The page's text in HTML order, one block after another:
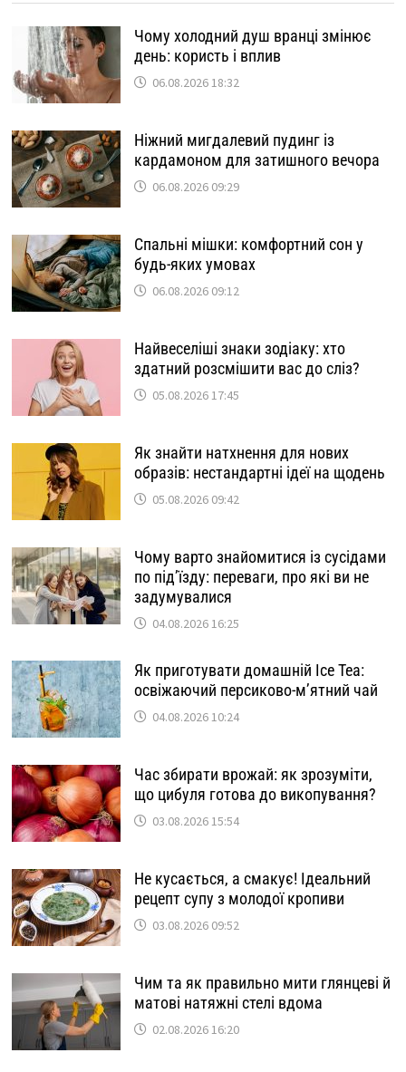
Чому холодний душ вранці змінює
день: користь і вплив
06.08.2026 18:32
Ніжний мигдалевий пудинг із
кардамоном для затишного вечора
06.08.2026 09:29
Спальні мішки: комфортний сон у
будь-яких умовах
06.08.2026 09:12
Найвеселіші знаки зодіаку: хто
здатний розсмішити вас до сліз?
05.08.2026 17:45
Як знайти натхнення для нових
образів: нестандартні ідеї на щодень
05.08.2026 09:42
Чому варто знайомитися із сусідами
по під’їзду: переваги, про які ви не
задумувалися
04.08.2026 16:25
Як приготувати домашній Ice Tea:
освіжаючий персиково-м’ятний чай
04.08.2026 10:24
Час збирати врожай: як зрозуміти,
що цибуля готова до викопування?
03.08.2026 15:54
Не кусається, а смакує! Ідеальний
рецепт супу з молодої кропиви
03.08.2026 09:52
Чим та як правильно мити глянцеві й
матові натяжні стелі вдома
02.08.2026 16:20